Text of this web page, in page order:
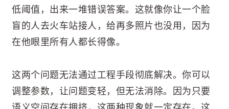
低阈值，出来一堆错误答案。这就像你让一个脸
盲的人去火车站接人，给再多照片也没用，因为
在他眼里所有人都长得像。
这两个问题无法通过工程手段彻底解决。你可以
调整参数，让问题变轻，但无法消除。因为只要